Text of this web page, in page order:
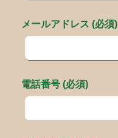
メールアドレス (必須)
電話番号 (必須)